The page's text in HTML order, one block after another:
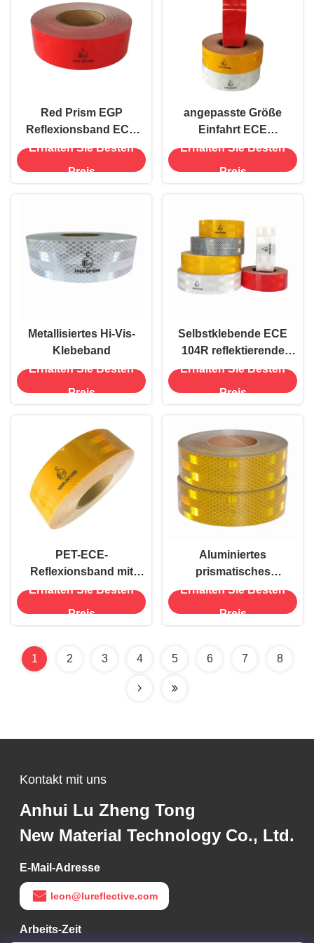
Red Prism EGP
Reflexionsband ECE
104R Lkw Anhänger
Erhalten Sie Besten
Preis
angepasste Größe
Einfahrt ECE
Reflektorband Rot Weiß
Erhalten Sie Besten
Preis
Metallisiertes Hi-Vis-
Klebeband
Erhalten Sie Besten
Preis
Selbstklebende ECE
104R reflektierende
Aufkleber für Anhänger
Erhalten Sie Besten
Preis
PET-ECE-
Reflexionsband mit
hoher Helligkeit
Erhalten Sie Besten
Preis
Aluminiertes
prismatisches
Reflektorband für die
Erhalten Sie Besten
Preis
1 2 3 4 5 6 7 8
Kontakt mit uns
Anhui Lu Zheng Tong
New Material Technology Co., Ltd.
E-Mail-Adresse
leon@lureflective.com
Arbeits-Zeit